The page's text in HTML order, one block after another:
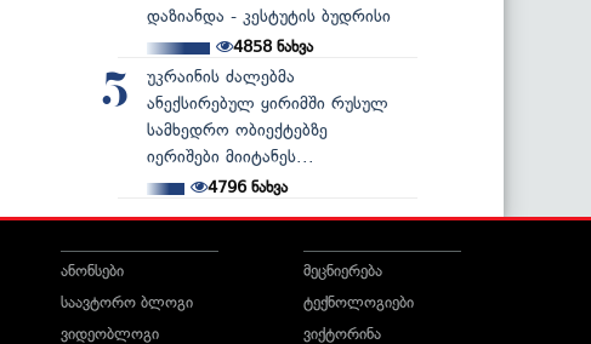
დაზიანდა - კესტუტის ბუდრისი
4858ნახვა
5
უკრაინის ძალებმა
ანექსირებულ ყირიმში რუსულ
სამხედრო ობიექტებზე
იერიშები მიიტანეს...
4796ნახვა
ანონსები
საავტორო ბლოგი
ვიდეობლოგი
მეცნიერება
ტექნოლოგიები
ვიქტორინა